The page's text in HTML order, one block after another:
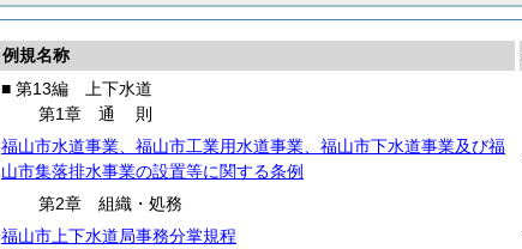
例規名称
■ 第13編 上下水道
第1章 通 則
福山市水道事業、福山市工業用水道事業、福山市下水道事業及び福
山市集落排水事業の設置等に関する条例
第2章 組織・処務
福山市上下水道局事務分掌規程